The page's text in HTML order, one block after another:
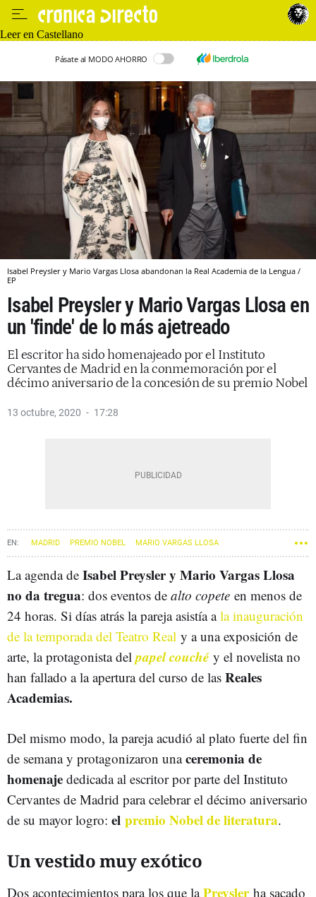
Leer en Castellano
Pásate al MODO AHORRO
Isabel Preysler y Mario Vargas Llosa abandonan la Real Academia de la Lengua /
EP
Isabel Preysler y Mario Vargas Llosa en
un 'finde' de lo más ajetreado
El escritor ha sido homenajeado por el Instituto
Cervantes de Madrid en la conmemoración por el
décimo aniversario de la concesión de su premio Nobel
13 octubre, 2020 17:28
MADRID PREMIO NOBEL MARIO VARGAS LLOSA
La agenda de Isabel Preysler y Mario Vargas Llosa
no da tregua: dos eventos de alto copete en menos de
24 horas. Si días atrás la pareja asistía ala inauguración
de la temporada del Teatro Real y a una exposición de
arte, la protagonista delpapel couché y el novelista no
han fallado a la apertura del curso de las Reales
Academias.
Del mismo modo, la pareja acudió al plato fuerte del fin
de semana y protagonizaron unaceremonia de
homenaje dedicada al escritor por parte del Instituto
Cervantes de Madrid para celebrar el décimo aniversario
de su mayor logro: el premio Nobel de literatura.
Un vestido muy exótico
Dos acontecimientos para los que laPreysler ha sacado